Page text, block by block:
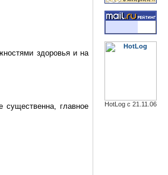
здоровья и на
главное
HotLog с 21.11.06